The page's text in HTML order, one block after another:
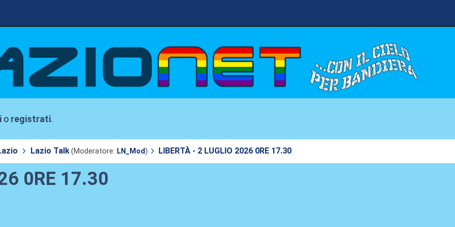
o registrati.
Lazio Talk(Moderatore: LN_Mod) LIBERTÀ - 2 LUGLIO 2026 0RE 17.30
0RE 17.30